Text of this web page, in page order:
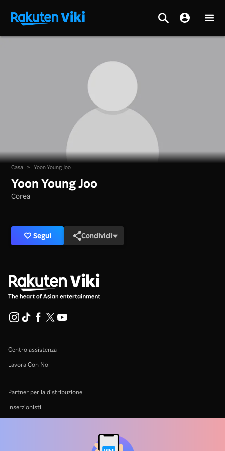
Casa > Yoon Young Joo
Yoon Young Joo
Corea
Segui Condividi
Centro assistenza
Lavora Con Noi
Partner per la distribuzione
Inserzionisti